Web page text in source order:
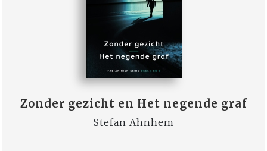
Zonder gezicht en Het negende graf
Stefan Ahnhem